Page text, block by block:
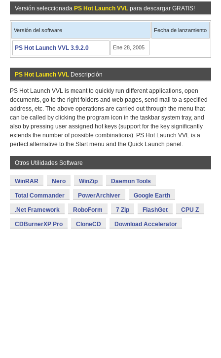
Versión seleccionada PS Hot Launch VVL para descargar GRATIS!
Versión del software Fecha de lanzamiento
PS Hot Launch VVL 3.9.2.0 Ene 28, 2005
PS Hot Launch VVL Descripción
PS Hot Launch VVL is meant to quickly run different applications, open
documents, go to the right folders and web pages, send mail to a specified
address, etc. The above operations are carried out through the menu that
can be called by clicking the program icon in the taskbar system tray, and
also by pressing user assigned hot keys (support for the key significantly
extends the number of possible combinations). PS Hot Launch VVL is a
perfect alternative to the Start menu and the Quick Launch panel.
Otros Utilidades Software
WinRAR Nero WinZip Daemon Tools
Total Commander PowerArchiver Google Earth
.Net Framework RoboForm 7 Zip FlashGet CPU Z
CDBurnerXP Pro CloneCD Download Accelerator